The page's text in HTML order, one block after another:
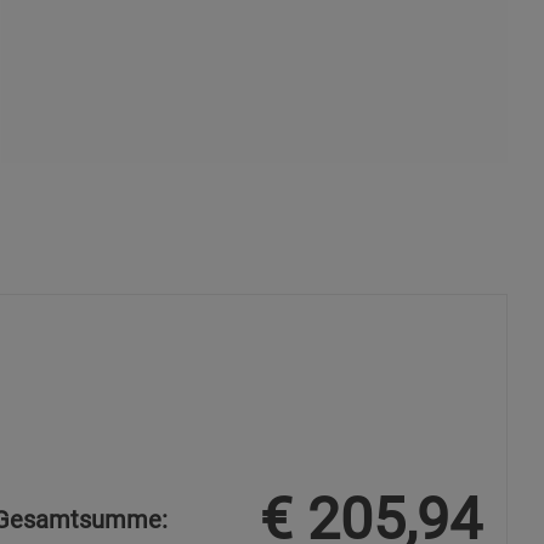
€ 205,94